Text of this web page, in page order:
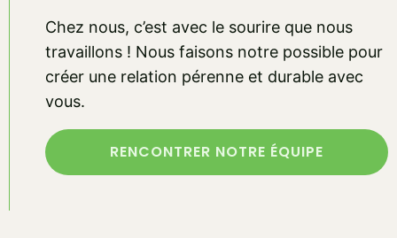
Chez nous, c’est avec le sourire que nous
travaillons ! Nous faisons notre possible pour
créer une relation pérenne et durable avec
vous.
RENCONTRER NOTRE ÉQUIPE